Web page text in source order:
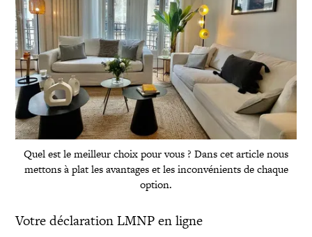
Quel est le meilleur choix pour vous ? Dans cet article nous
mettons à plat les avantages et les inconvénients de chaque
option.
Votre déclaration LMNP en ligne